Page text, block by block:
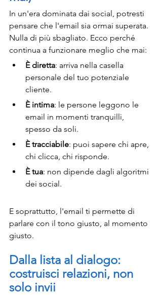
In un'era dominata dai social, potresti
pensare che l'email sia ormai superata.
Nulla di più sbagliato. Ecco perché
continua a funzionare meglio che mai:
È diretta: arriva nella casella
personale del tuo potenziale
cliente.
È intima: le persone leggono le
email in momenti tranquilli,
spesso da soli.
È tracciabile: puoi sapere chi apre,
chi clicca, chi risponde.
È tua: non dipende dagli algoritmi
dei social.
E soprattutto, l'email ti permette di
parlare con il tono giusto, al momento
giusto.
Dalla lista al dialogo:
costruisci relazioni, non
solo invii